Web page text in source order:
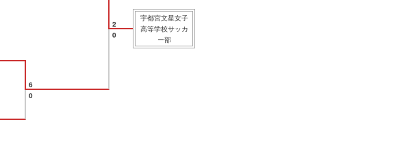
2
6
0
0
宇都宮文星女子
高等学校サッカ
ー部